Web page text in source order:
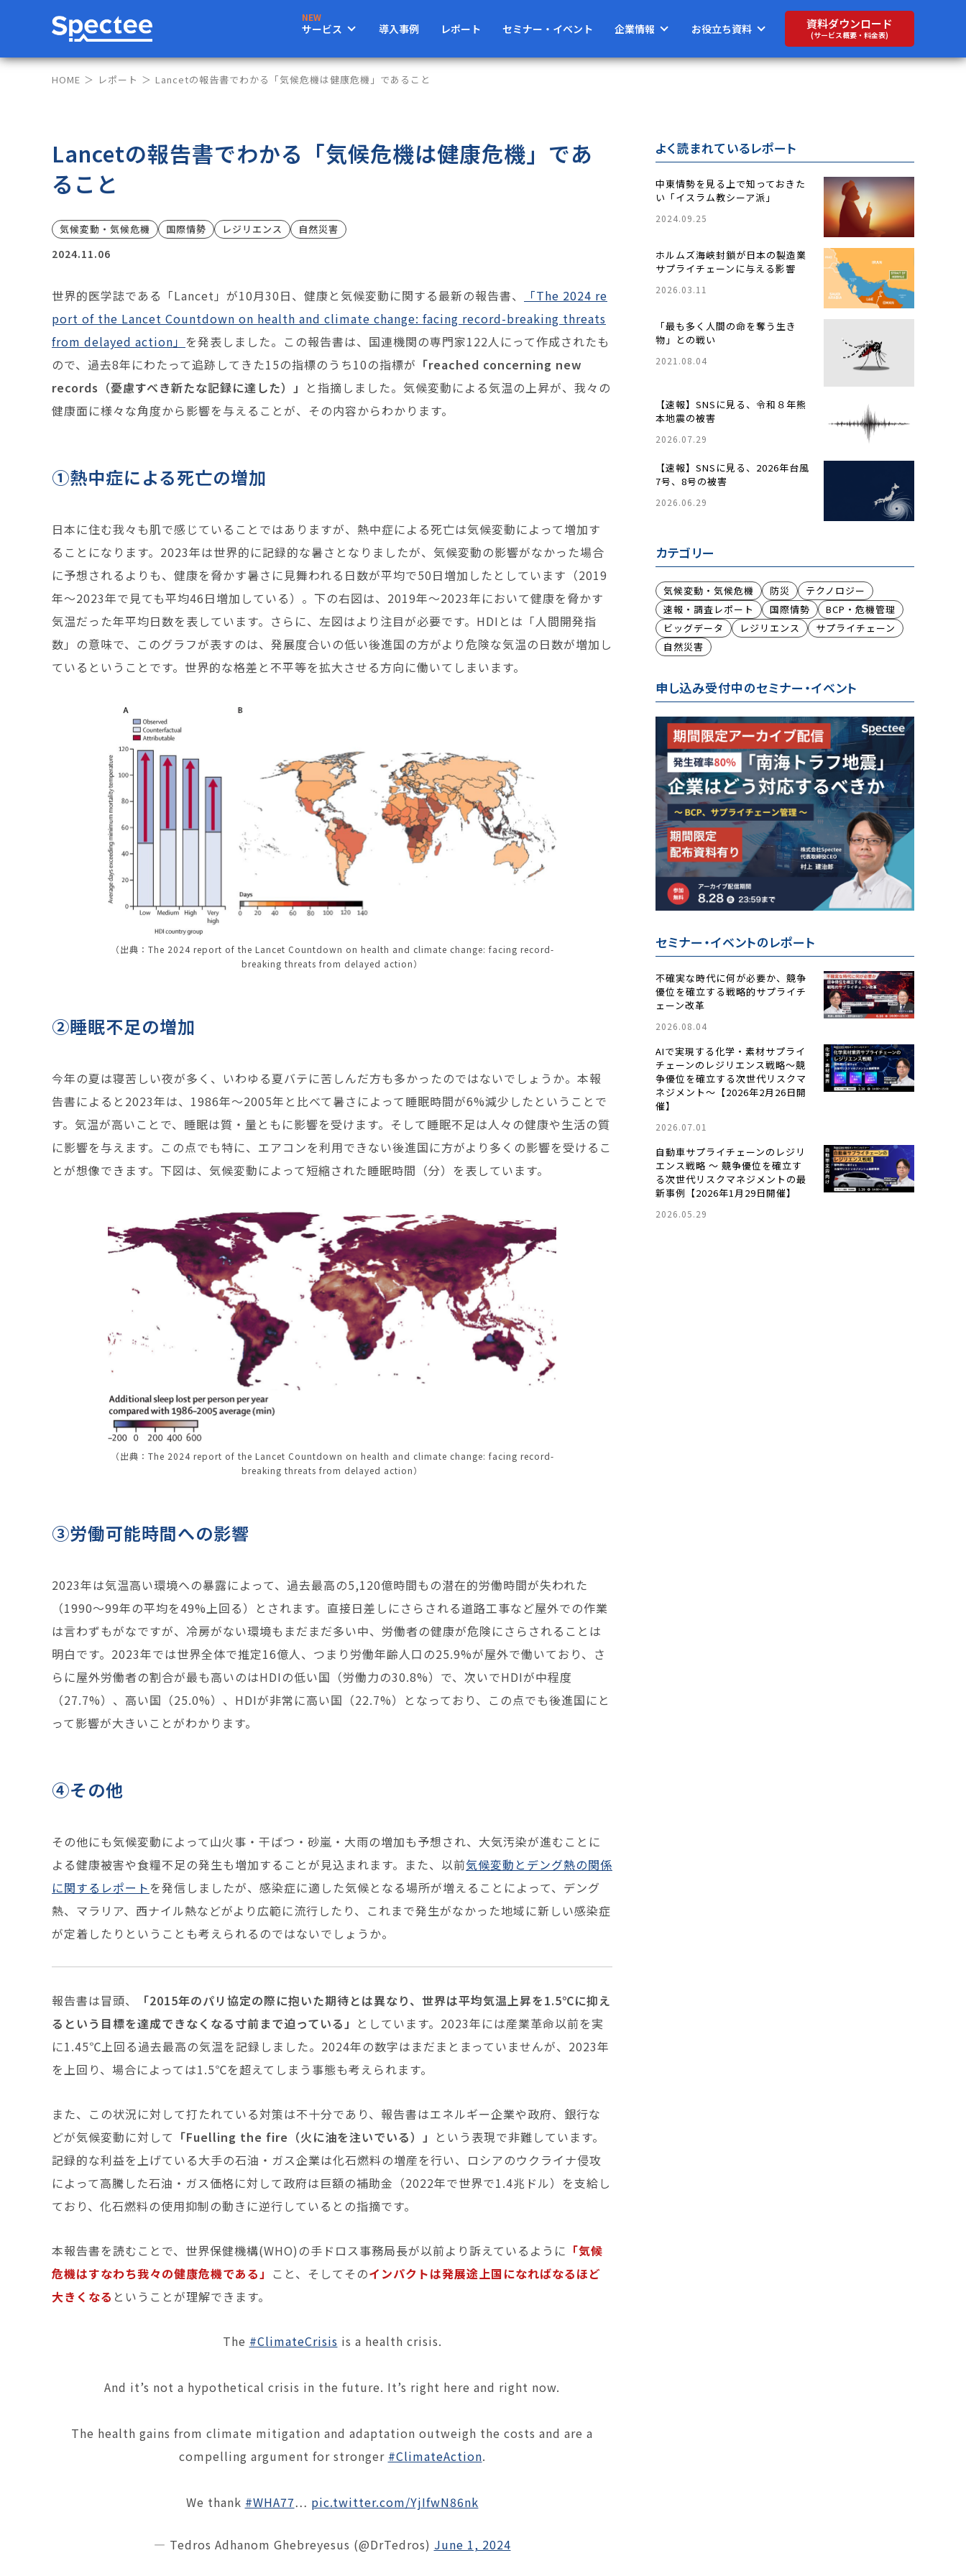
サービス 導入事例 レポート セミナー・イベント 企業情報 お役立ち資料 資料ダウンロード
(サービス概要・料金表)
HOME レポート Lancetの報告書でわかる「気候危機は健康危機」であること
Lancetの報告書でわかる「気候危機は健康危機」であ
ること
気候変動・気候危機 国際情勢 レジリエンス 自然災害
2024.11.06
世界的医学誌である「Lancet」が10月30日、健康と気候変動に関する最新の報告書、
「The 2024 re
port of the Lancet Countdown on health and climate change: facing record-breaking threats
from delayed action」 を発表しました。この報告書は、国連機関の専門家122人にって作成されたも
ので、過去8年にわたって追跡してきた15の指標のうち10の指標が 「reached concerning new
records（憂慮すべき新たな記録に達した）」 と指摘しました。気候変動による気温の上昇が、我々の
健康面に様々な角度から影響を与えることが、その内容からわかります。
①熱中症による死亡の増加
日本に住む我々も肌で感じていることではありますが、熱中症による死亡は気候変動によって増加す
ることになります。2023年は世界的に記録的な暑さとなりましたが、気候変動の影響がなかった場合
に予想されるよりも、健康を脅かす暑さに見舞われる日数が平均で50日増加したとしています（2019
年～2023年で見ても平均46日増加している）。下の右図は、2019年～2023年において健康を脅かす
気温だった年平均日数を表しています。さらに、左図はより注目が必要です。HDIとは「人間開発指
数」の意味で、このグラフが表すのは、発展度合いの低い後進国の方がより危険な気温の日数が増加し
ているということです。世界的な格差と不平等を拡大させる方向に働いてしまいます。
（出典：The 2024 report of the Lancet Countdown on health and climate change: facing record-
breaking threats from delayed action）
②睡眠不足の増加
今年の夏は寝苦しい夜が多く、いわゆる夏バテに苦しんだ方も多かったのではないでしょうか。本報
告書によると2023年は、1986年～2005年と比べて暑さによって睡眠時間が6%減少したということで
す。気温が高いことで、睡眠は質・量ともに影響を受けます。そして睡眠不足は人々の健康や生活の質
に影響を与えます。この点でも特に、エアコンを利用できない後進国に方がより多くの影響を受けるこ
とが想像できます。下図は、気候変動によって短縮された睡眠時間（分）を表しています。
（出典：The 2024 report of the Lancet Countdown on health and climate change: facing record-
breaking threats from delayed action）
③労働可能時間への影響
2023年は気温高い環境への暴露によって、過去最高の5,120億時間もの潜在的労働時間が失われた
（1990～99年の平均を49%上回る）とされます。直接日差しにさらされる道路工事など屋外での作業
は言わずもがなですが、冷房がない環境もまだまだ多い中、労働者の健康が危険にさらされることは
明白です。2023年では世界全体で推定16億人、つまり労働年齢人口の25.9%が屋外で働いており、さ
らに屋外労働者の割合が最も高いのはHDIの低い国（労働力の30.8%）で、次いでHDIが中程度
（27.7%）、高い国（25.0%）、HDIが非常に高い国（22.7%）となっており、この点でも後進国にと
って影響が大きいことがわかります。
④その他
その他にも気候変動によって山火事・干ばつ・砂嵐・大雨の増加も予想され、大気汚染が進むことに
よる健康被害や食糧不足の発生も増加することが見込まれます。また、以前気候変動とデング熱の関係
に関するレポート を発信しましたが、感染症に適した気候となる場所が増えることによって、デング
熱、マラリア、西ナイル熱などがより広範に流行したり、これまで発生がなかった地域に新しい感染症
が定着したりということも考えられるのではないでしょうか。
報告書は冒頭、
「2015年のパリ協定の際に抱いた期待とは異なり、世界は平均気温上昇を1.5℃に抑え
るという目標を達成できなくなる寸前まで迫っている」 としています。2023年には産業革命以前を実
に1.45℃上回る過去最高の気温を記録しました。2024年の数字はまだまとまっていませんが、2023年
を上回り、場合によっては1.5℃を超えてしまう事態も考えられます。
また、この状況に対して打たれている対策は不十分であり、報告書はエネルギー企業や政府、銀行な
どが気候変動に対して 「Fuelling the fire（火に油を注いでいる）」 という表現で非難しています。
記録的な利益を上げている大手の石油・ガス企業は化石燃料の増産を行い、ロシアのウクライナ侵攻
によって高騰した石油・ガス価格に対して政府は巨額の補助金（2022年で世界で1.4兆ドル）を支給し
ており、化石燃料の使用抑制の動きに逆行しているとの指摘です。
本報告書を読むことで、世界保健機構(WHO)の手ドロス事務局長が以前より訴えているように 「気候
危機はすなわち我々の健康危機である」 こと、そしてそのインパクトは発展途上国になればなるほど
大きくなる ということが理解できます。
The #ClimateCrisis is a health crisis.
And it’s not a hypothetical crisis in the future. It’s right here and right now.
The health gains from climate mitigation and adaptation outweigh the costs and are a
compelling argument for stronger #ClimateAction.
We thank #WHA77… pic.twitter.com/YjIfwN86nk
— Tedros Adhanom Ghebreyesus (@DrTedros) June 1, 2024
よく読まれているレポート
中東情勢を見る上で知っておきた
い「イスラム教シーア派」
2024.09.25
ホルムズ海峡封鎖が日本の製造業
サプライチェーンに与える影響
2026.03.11
「最も多く人間の命を奪う生き
物」との戦い
2021.08.04
【速報】SNSに見る、令和８年熊
本地震の被害
2026.07.29
【速報】SNSに見る、2026年台風
7号、8号の被害
2026.06.29
カテゴリー
気候変動・気候危機 防災
テクノロジー
速報・調査レポート
国際情勢
BCP・危機管理
ビッグデータ
レジリエンス
サプライチェーン
自然災害
申し込み受付中のセミナー・イベント
セミナー・イベントのレポート
不確実な時代に何が必要か、競争
優位を確立する戦略的サプライチ
ェーン改革
2026.08.04
AIで実現する化学・素材サプライ
チェーンのレジリエンス戦略〜競
争優位を確立する次世代リスクマ
ネジメント〜【2026年2月26日開
催】
2026.07.01
自動車サプライチェーンのレジリ
エンス戦略 ～ 競争優位を確立す
る次世代リスクマネジメントの最
新事例【2026年1月29日開催】
2026.05.29